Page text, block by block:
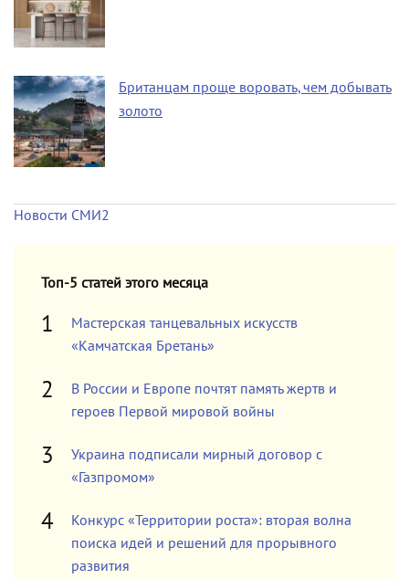
Британцам проще воровать, чем добывать
золото
Новости СМИ2
Топ-5 статей этого месяца
Мастерская танцевальных искусств
«Камчатская Бретань»
В России и Европе почтят память жертв и
героев Первой мировой войны
Украина подписали мирный договор с
«Газпромом»
Конкурс «Территории роста»: вторая волна
поиска идей и решений для прорывного
развития